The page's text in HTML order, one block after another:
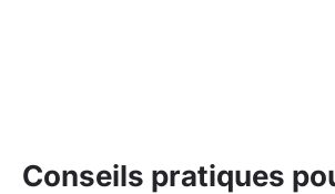
Conseils pratiques